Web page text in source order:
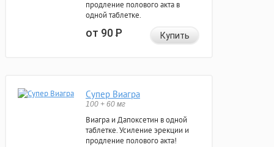
продление полового акта в
одной таблетке.
от 90Р Купить
Супер Виагра
100 + 60 мг
Виагра и Дапоксетин в одной
таблетке. Усиление эрекции и
продление полового акта!